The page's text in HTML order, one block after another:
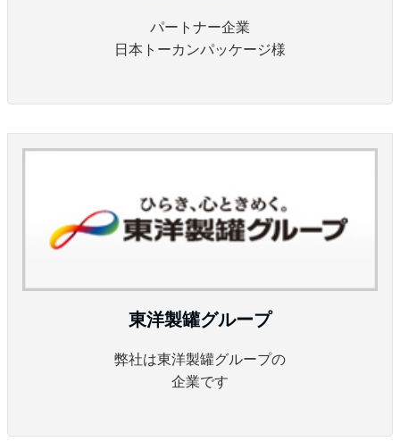
パートナー企業
日本トーカンパッケージ様
東洋製罐グループ
弊社は東洋製罐グループの
企業です